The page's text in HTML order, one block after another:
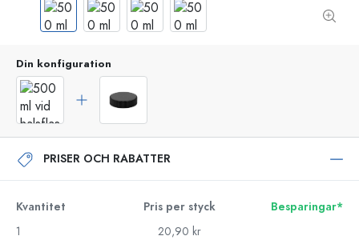
Din konfiguration
PRISER OCH RABATTER
Kvantitet Pris per styck
Besparingar*
1
20,90 kr